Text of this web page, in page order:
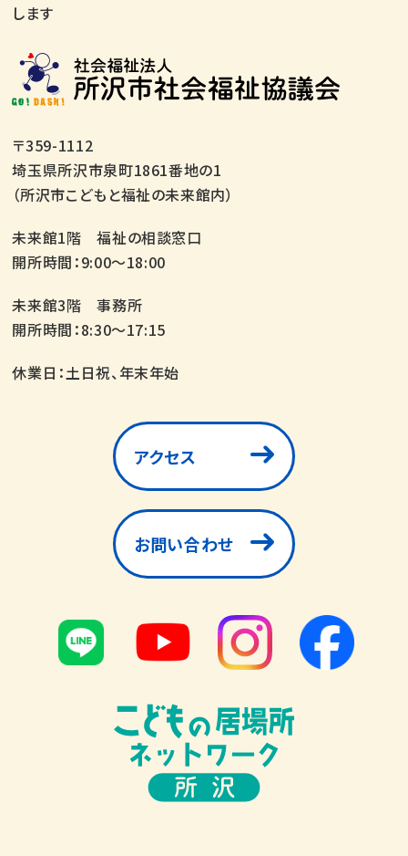
します
〒359-1112
埼玉県所沢市泉町1861番地の1
（所沢市こどもと福祉の未来館内）
未来館1階 福祉の相談窓口
開所時間：9:00～18:00
未来館3階 事務所
開所時間：8:30～17:15
休業日：土日祝、年末年始
アクセス
お問い合わせ